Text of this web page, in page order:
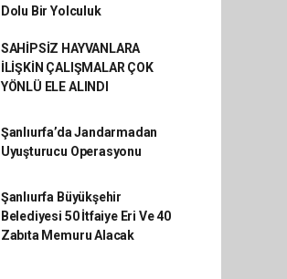
Dolu Bir Yolculuk
SAHİPSİZ HAYVANLARA
İLİŞKİN ÇALIŞMALAR ÇOK
YÖNLÜ ELE ALINDI
Şanlıurfa’da Jandarmadan
Uyuşturucu Operasyonu
Şanlıurfa Büyükşehir
Belediyesi 50 İtfaiye Eri Ve 40
Zabıta Memuru Alacak